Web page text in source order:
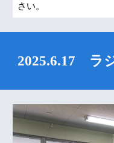
さい。
2025.6.17 ラ